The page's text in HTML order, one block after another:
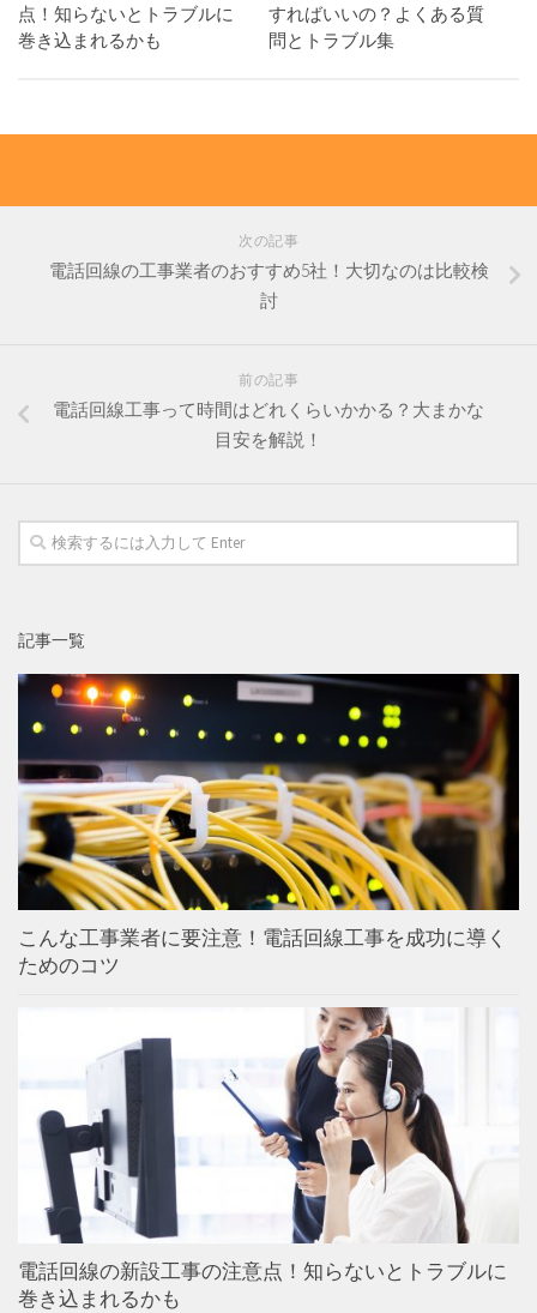
点！知らないとトラブルに
巻き込まれるかも
すればいいの？よくある質
問とトラブル集
次の記事
電話回線の工事業者のおすすめ5社！大切なのは比較検
討
前の記事
電話回線工事って時間はどれくらいかかる？大まかな
目安を解説！
記事一覧
こんな工事業者に要注意！電話回線工事を成功に導く
ためのコツ
電話回線の新設工事の注意点！知らないとトラブルに
巻き込まれるかも